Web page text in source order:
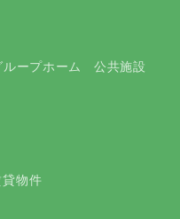
ープホーム
公共施設
物件